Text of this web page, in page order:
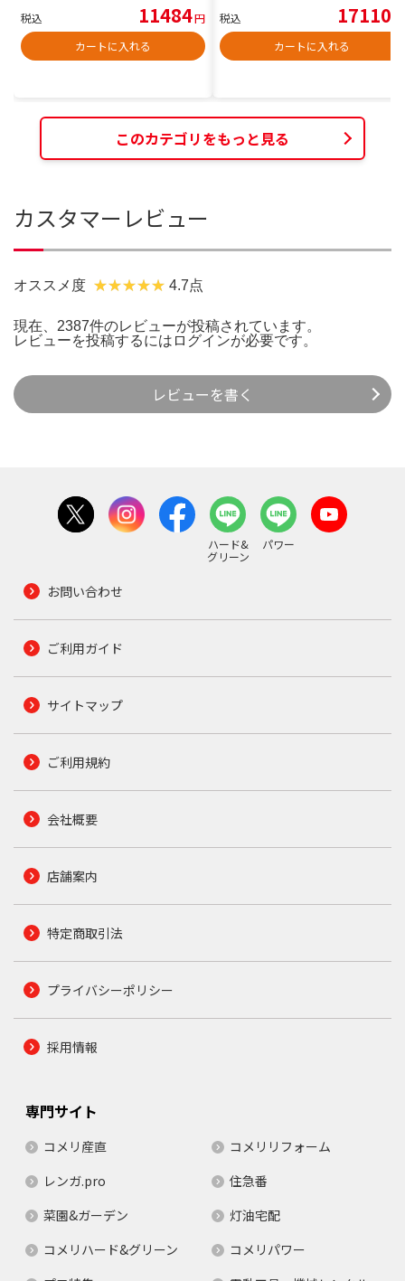
税込 11484円
カートに入れる
税込 17110
カートに入れる
このカテゴリをもっと見る
カスタマーレビュー
オススメ度 4.7点
現在、2387件のレビューが投稿されています。
レビューを投稿するには ログインが必要です。
レビューを書く
ハード&
グリーン
パワー
お問い合わせ
ご利用ガイド
サイトマップ
ご利用規約
会社概要
店舗案内
特定商取引法
プライバシーポリシー
採用情報
専門サイト
コメリ産直
コメリリフォーム
レンガ.pro
住急番
菜園&ガーデン
灯油宅配
コメリハード&グリーン
コメリパワー